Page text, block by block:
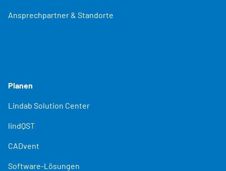
Ansprechpartner & Standorte
Planen
Lindab Solution Center
lindQST
CADvent
Software-Lösungen